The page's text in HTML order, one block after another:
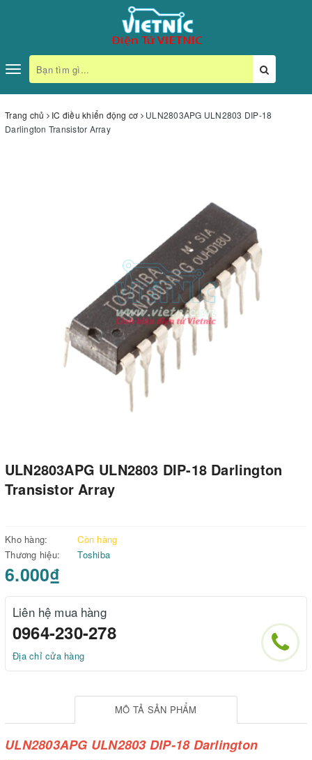
Toggle
navigation
Trang chủ IC điều khiển động cơ
ULN2803APG ULN2803 DIP-18
Darlington Transistor Array
ULN2803APG ULN2803 DIP-18 Darlington
Transistor Array
Kho hàng:
Còn hàng
Thương hiệu:
Toshiba
6.000₫
Liên hệ mua hàng
0964-230-278
Địa chỉ cửa hàng
MÔ TẢ SẢN PHẨM
ULN2803APG ULN2803 DIP-18 Darlington